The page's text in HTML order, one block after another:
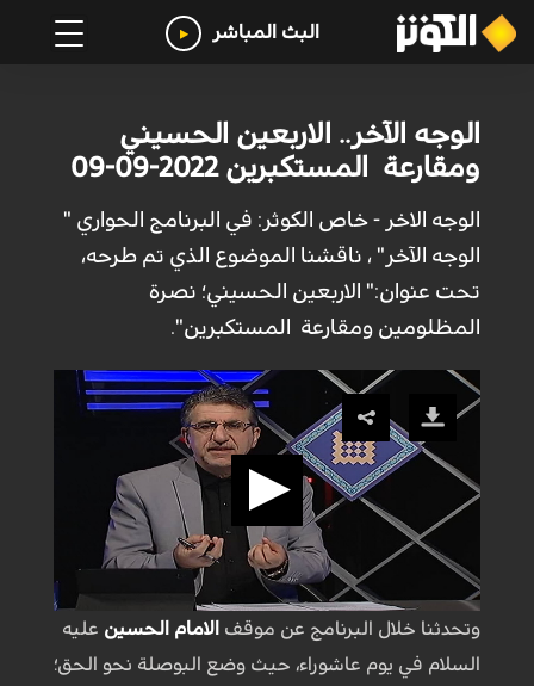
البث المباشر
الوجه الآخر.. الاربعين الحسيني
ومقارعة المستكبرين 2022-09-09
الوجه الاخر - خاص الكوثر: في البرنامج الحواري "
الوجه الآخر" ، ناقشنا الموضوع الذي تم طرحه،
تحت عنوان:" الاربعين الحسيني؛ نصرة
المظلومين ومقارعة المستكبرين".
وتحدثنا خلال البرنامج عن موقف الامام الحسين عليه
السلام في يوم عاشوراء، حيث وضع البوصلة نحو الحق؛